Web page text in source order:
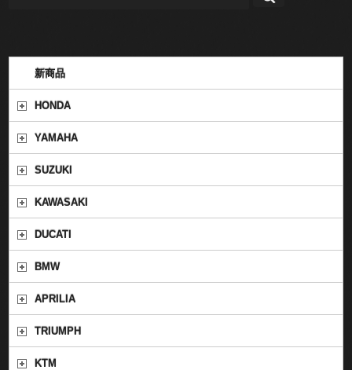
新商品
HONDA
YAMAHA
SUZUKI
KAWASAKI
DUCATI
BMW
APRILIA
TRIUMPH
KTM